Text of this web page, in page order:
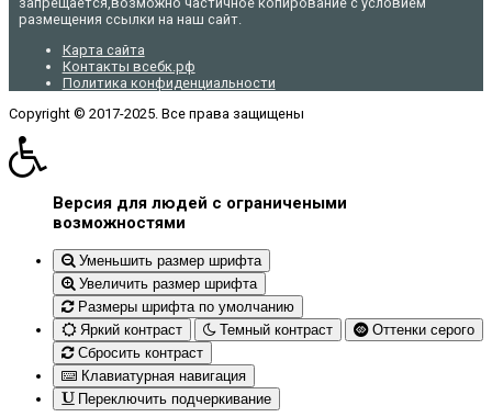
размещения ссылки на наш сайт.
Карта сайта
Контакты всебк.рф
Политика конфиденциальности
Copyright © 2017-2025. Все права защищены
Версия для людей с ограничеными
возможностями
Уменьшить размер шрифта
Увеличить размер шрифта
Размеры шрифта по умолчанию
Яркий контраст
Темный контраст
Оттенки серого
Сбросить контраст
Клавиатурная навигация
Переключить подчеркивание